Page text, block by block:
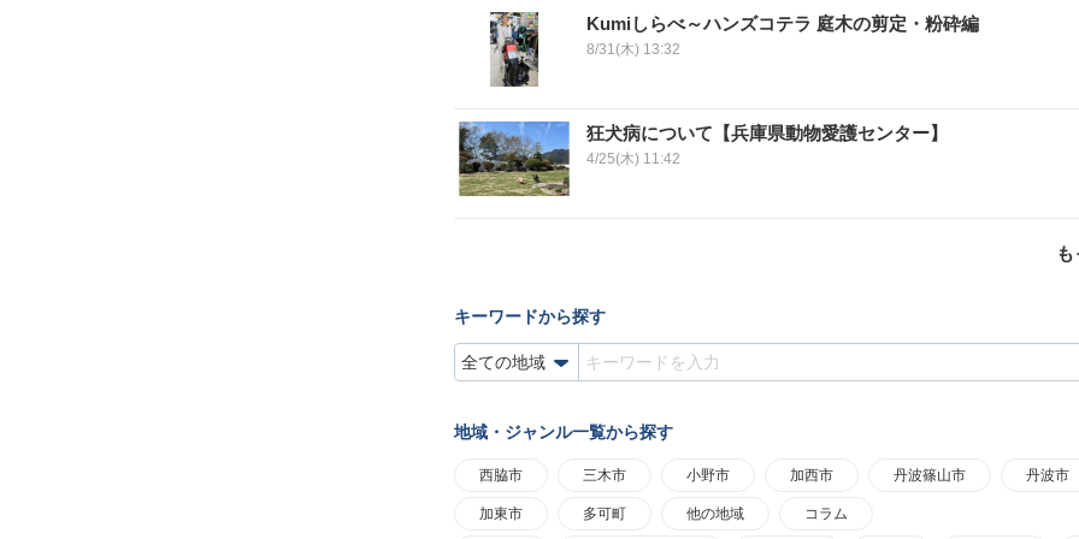
Kumiしらべ～ハンズコテラ 庭木の剪定・粉砕編
8/31(木) 13:32
狂犬病について【兵庫県動物愛護センター】
4/25(木) 11:42
キーワードから探す
地域・ジャンル一覧から探す
西脇市 三木市 小野市 加西市 丹波篠山市 丹波市
加東市 多可町 他の地域 コラム